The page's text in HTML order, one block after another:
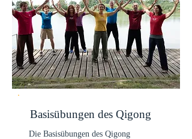
Basisübungen des Qigong
Die Basisübungen des Qigong